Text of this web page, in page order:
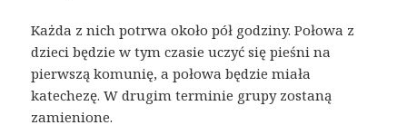
Każda z nich potrwa około pół godziny. Połowa z
dzieci będzie w tym czasie uczyć się pieśni na
pierwszą komunię, a połowa będzie miała
katechezę. W drugim terminie grupy zostaną
zamienione.